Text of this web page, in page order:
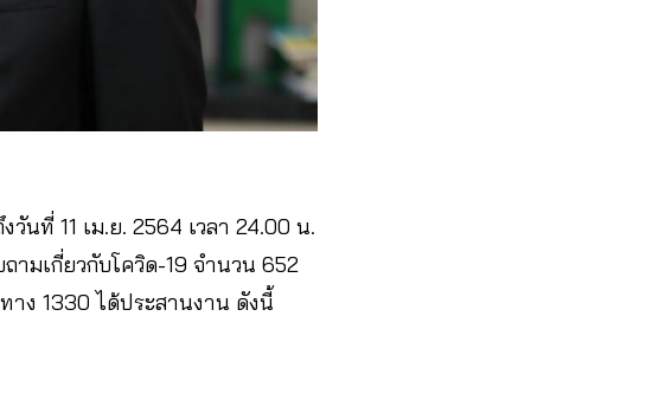
นที่ 11 เม.ย. 2564 เวลา 24.00 น.
ามเกี่ยวกับโควิด-19 จำนวน 652
าง 1330 ได้ประสานงาน ดังนี้